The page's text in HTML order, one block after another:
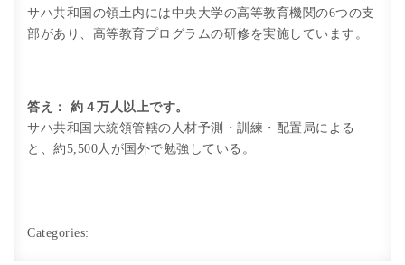
サハ共和国の領土内には中央大学の高等教育機関の6つの支
部があり、高等教育プログラムの研修を実施しています。
答え： 約４万人以上です。
サハ共和国大統領管轄の人材予測・訓練・配置局による
と、約5,500人が国外で勉強している。
Categories: